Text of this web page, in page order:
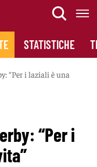
STATISTICHE
“Per i laziali è una
“Per i